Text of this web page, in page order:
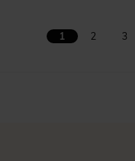
1 2 3